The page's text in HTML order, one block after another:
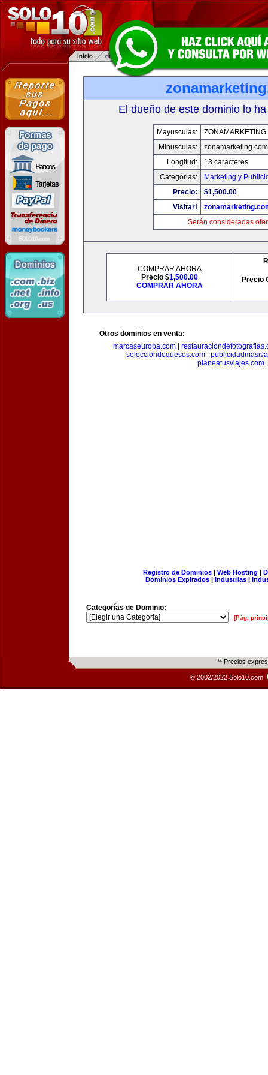
El dueño de este dominio lo
Mayusculas:
Minusculas:
zonamarketing.com
Longitud:
13 caracteres
Categorias:
Marketing y
Precio:
$1,500.00
Visitar!
Serán consideradas
COMPRAR AHORA
Precio $1,500.00
COMPRAR AHORA
Precio
Otros dominios en venta:
marcaseuropa.com|
selecciondequesos.com
planeatusviajes.com
Registro de Dominios| Web Hosting |
Dominios Expirados | Industrias |
Categorías de Dominio:
[Pág.
** Precios
© 2002/2022 Solo10.com